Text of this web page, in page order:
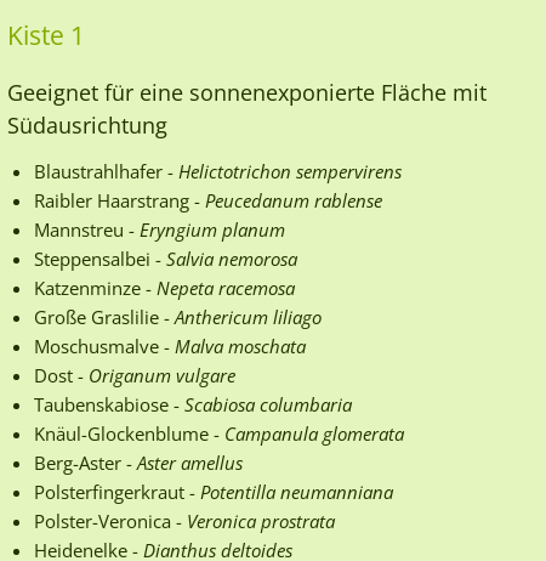
Kiste 1
Geeignet für eine sonnenexponierte Fläche mit
Südausrichtung
Blaustrahlhafer - Helictotrichon sempervirens
Raibler Haarstrang - Peucedanum rablense
Mannstreu - Eryngium planum
Steppensalbei - Salvia nemorosa
Katzenminze - Nepeta racemosa
Große Graslilie - Anthericum liliago
Moschusmalve - Malva moschata
Dost - Origanum vulgare
Taubenskabiose - Scabiosa columbaria
Knäul-Glockenblume - Campanula glomerata
Berg-Aster - Aster amellus
Polsterfingerkraut - Potentilla neumanniana
Polster-Veronica - Veronica prostrata
Heidenelke - Dianthus deltoides